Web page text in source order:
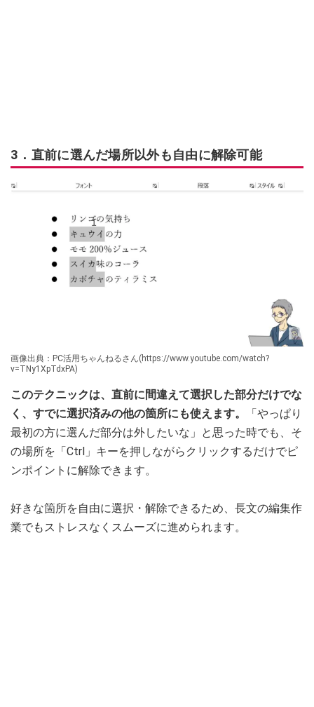
3．直前に選んだ場所以外も自由に解除可能
画像出典：PC活用ちゃんねるさん(https://www.youtube.com/watch?
v=TNy1XpTdxPA)
このテクニックは、直前に間違えて選択した部分だけでな
く、すでに選択済みの他の箇所にも使えます。
「やっぱり
最初の方に選んだ部分は外したいな」と思った時でも、そ
の場所を「Ctrl」 キーを押しながらクリックするだけでピ
ンポイントに解除できます。
好きな箇所を自由に選択・解除できるため、長文の編集作
業でもストレスなくスムーズに進められます。